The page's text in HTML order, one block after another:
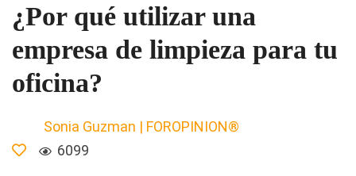
¿Por qué utilizar una
empresa de limpieza para tu
oficina?
Sonia Guzman | FOROPINION®
6099